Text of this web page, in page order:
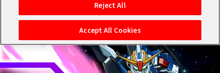
NEWS
PRODUCT
Reject All
Accept All Cookies